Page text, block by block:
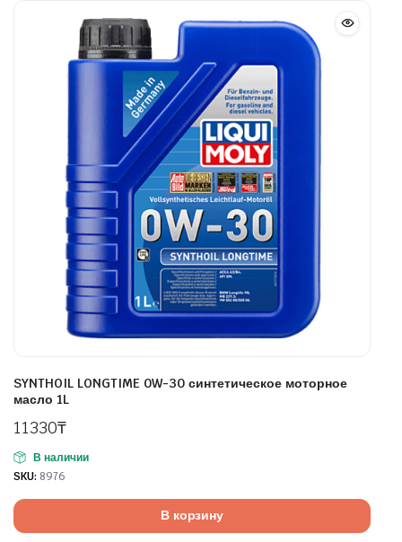
SYNTHOIL LONGTIME 0W-30 синтетическое моторное
масло 1L
11330₸
В наличии
SKU: 8976
В корзину